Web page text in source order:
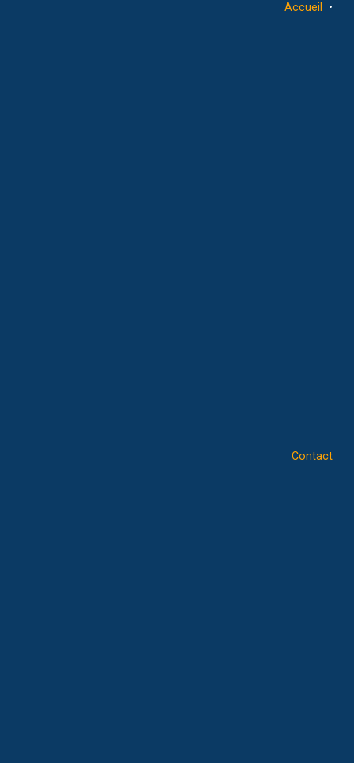
Accueil •
Contact